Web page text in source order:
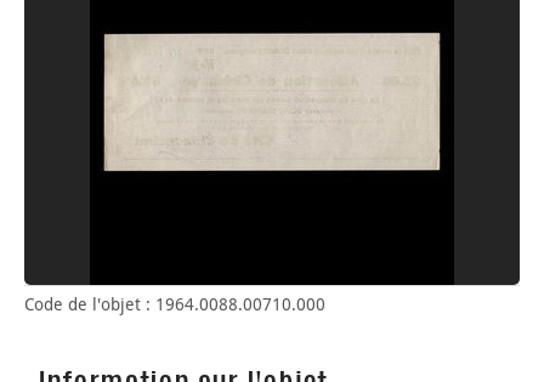
Code de l'objet : 1964.0088.00710.000